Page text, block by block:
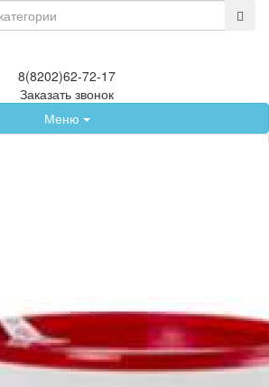
8(8202)62-72-17
Заказать звонок
Меню